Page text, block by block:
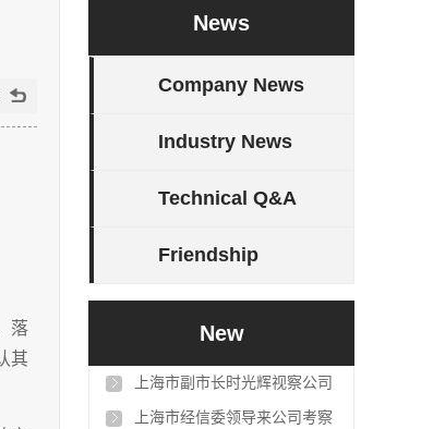
落
其
News
Company News
Industry News
Technical Q&A
Friendship
New
上海市副市长时光辉视察公司
上海市经信委领导来公司考察